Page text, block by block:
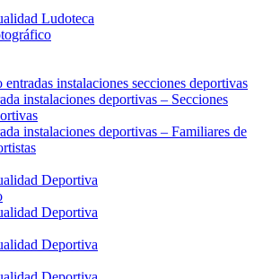
Ludoteca
instalaciones secciones deportivas
instalaciones deportivas – Secciones
instalaciones deportivas – Familiares de
Deportiva
Deportiva
Deportiva